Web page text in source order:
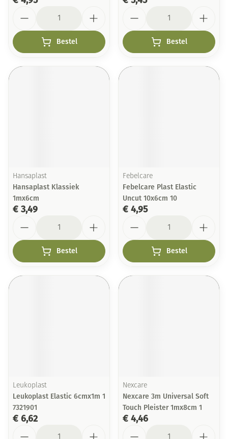
Bestel Bestel
Hansaplast
Hansaplast Klassiek
1mx6cm
€ 3,49
Bestel
Febelcare
Febelcare Plast Elastic
Uncut 10x6cm 10
€ 4,95
Bestel
Leukoplast
Leukoplast Elastic 6cmx1m 1
7321901
€ 6,62
Nexcare
Nexcare 3m Universal Soft
Touch Pleister 1mx8cm 1
€ 4,46